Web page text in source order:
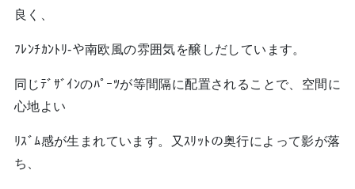
良く、
ﾌﾚﾝﾁｶﾝﾄﾘ-や南欧風の雰囲気を醸しだしています。
同じﾃﾞｻﾞｲﾝのﾊﾟｰﾂが等間隔に配置されることで、空間に
心地よい
ﾘｽﾞﾑ感が生まれています。又ｽﾘｯﾄの奥行によって影が落
ち、